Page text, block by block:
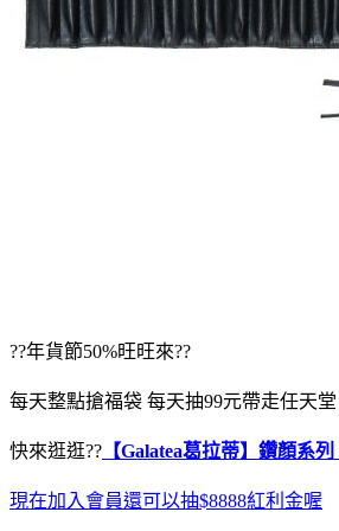
??年貨節50%旺旺來??
每天整點搶福袋 每天抽99元帶走任天堂
快來逛逛?? 【Galatea葛拉蒂】鑽顏系
現在加入會員還可以抽$8888紅利金喔